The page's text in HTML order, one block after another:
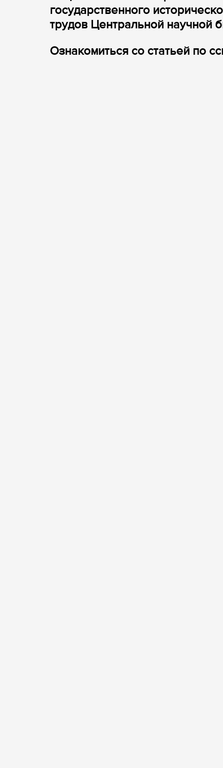
государственного
трудов Центральной научной
Ознакомиться со статьей по